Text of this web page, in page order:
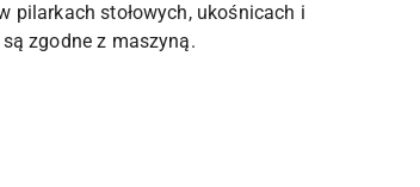
pilarkach stołowych, ukośnicach i
zgodne z maszyną.